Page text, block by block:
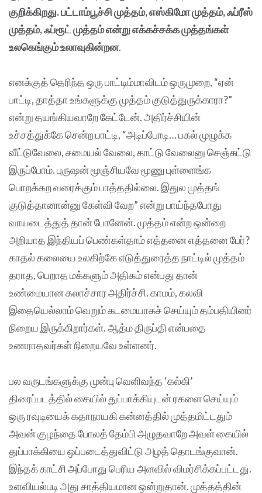
குறிக்கிறது. பட்டாம்பூச்சி முத்தம், எஸ்கிமோ முத்தம், ஃப்ரீஸ்
முத்தம், ஃப்ரூட் முத்தம் என்று எக்கச்சக்க முத்தங்கள்
உலகெங்கும் உலாவுகின்றன.
எனக்குத் தெரிந்த ஒரு பாட்டிம்மாவிடம் ஒருமுறை, “ஏன்
பாட்டி, தாத்தா உங்களுக்கு முத்தம் குடுத்துருக்காரா?”
என்று தயங்கியவாறே கேட்டேன். அதிர்ச்சியின்
உச்சத்துக்கே சென்ற பாட்டி, “அடிப்போடி… பகல் முழுக்க
வீட்டுவேலை, சமையல் வேலை, காட்டு வேலைனு செஞ்சுட்டு
இருப்போம். புருஷன் மூஞ்சியவே மூணு புள்ளைங்க
பொறக்கற வரைக்கும் பாத்ததில்லை. இதுல முத்தங்
குடுத்தானான்னு கேள்வி வேற” என்று பாய்ந்தபோது
வாயடைத்துத் தான் போனேன். முத்தம் என்ற ஒன்றை
அறியாத இந்தியப் பெண்கள்தாம் எத்தனை எத்தனை பேர்?
காதல் கலையை உலகிற்கே எடுத்துரைத்த நாட்டில் முத்தம்
தராத, பெறாத மக்களும் அதிகம் என்பது தான்
உண்மையான கலாச்சார அதிர்ச்சி. காமம், கலவி
இதையெல்லாம் வெறும் கடமையாகச் செய்யும் தம்பதியினர்
நிறைய இருக்கிறார்கள். ஆத்ம திருப்தி என்பதை
உணராதவர்கள் நிறையவே உள்ளனர்.
பல வருடங்களுக்கு முன்பு வெளிவந்த ‘கல்கி’
திரைப்படத்தில் கையில் துப்பாக்கியுடன் ரகளை செய்யும்
ஒரு ரவுடியைக் கதாநாயகி கன்னத்தில் முத்தமிட்டதும்
அவன் குழந்தை போலத் தேம்பி அழுதவாறே அவள் கையில்
துப்பாக்கியை ஒப்படைத்துவிட்டு அழத் தொடங்குவான்.
இந்தக் காட்சி அப்போது பெரிய அளவில் விமர்சிக்கப்பட்டது.
உளவியல்படி அது சாத்தியமான ஒன்றுதான். முத்தத்தின்